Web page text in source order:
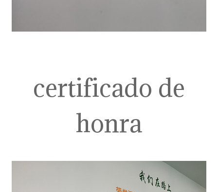
certificado de
honra